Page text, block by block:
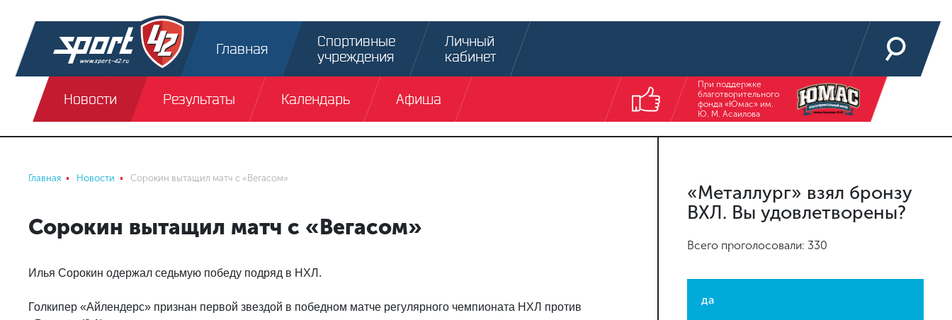
Главная
Спортивные
учреждения
Личный
кабинет
Новости Результаты Календарь Афиша
При поддержке
благотворительного
фонда «Юмас» им.
Ю. М. Асаилова
Главная Новости Сорокин вытащил матч с «Вегасом»
Сорокин вытащил матч с «Вегасом»
Илья Сорокин одержал седьмую победу подряд в НХЛ.
Голкипер «Айлендерс» признан первой звездой в победном матче регулярного чемпионата НХЛ против
«Металлург» взял бронзу
ВХЛ. Вы удовлетворены?
Всего проголосовали: 330
да